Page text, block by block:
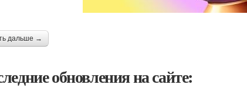
дальше →
обновления на сайте: